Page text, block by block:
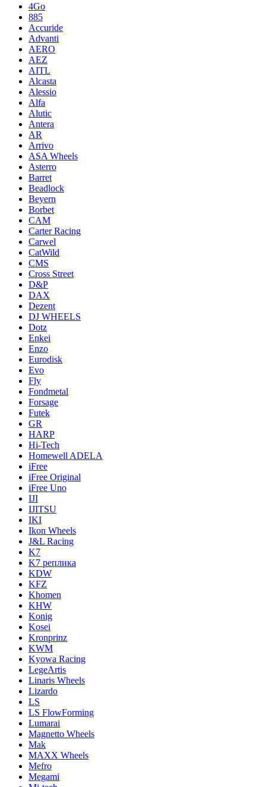
4Go
885
Accuride
Advanti
AERO
AEZ
AITL
Alcasta
Alessio
Alfa
Alutic
Antera
AR
Arrivo
ASA Wheels
Asterro
Barret
Beadlock
Beyern
Borbet
CAM
Carter Racing
Carwel
CatWild
CMS
Cross Street
D&P
DAX
Dezent
DJ WHEELS
Dotz
Enkei
Enzo
Eurodisk
Evo
Fly
Fondmetal
Forsage
Futek
GR
HARP
Hi-Tech
Homewell ADELA
iFree
iFree Original
iFree Uno
IJI
IJITSU
IKI
Ikon Wheels
J&L Racing
K7
K7 реплика
KDW
KFZ
Khomen
KHW
Konig
Kosei
Kronprinz
KWM
Kyowa Racing
LegeArtis
Linaris Wheels
Lizardo
LS
LS FlowForming
Lumarai
Magnetto Wheels
Mak
MAXX Wheels
Mefro
Megami